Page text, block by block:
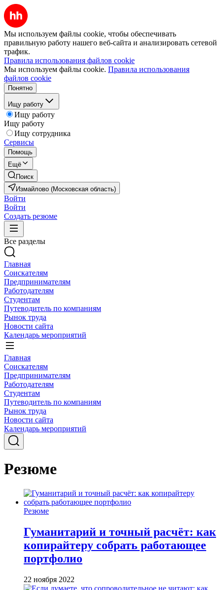
Мы используем файлы cookie, чтобы обеспечивать
правильную работу нашего веб-сайта и анализировать сетевой
трафик.
Правила использования файлов cookie
Мы используем файлы cookie. Правила использования
файлов cookie
Понятно
Ищу работу
Ищу работу
Ищу работу
Ищу сотрудника
Сервисы
Помощь
Ещё
Поиск
Измайлово (Московская область)
Войти
Войти
Создать резюме
Все разделы
Главная
Соискателям
Предпринимателям
Работодателям
Студентам
Путеводитель по компаниям
Рынок труда
Новости сайта
Календарь мероприятий
Главная
Соискателям
Предпринимателям
Работодателям
Студентам
Путеводитель по компаниям
Рынок труда
Новости сайта
Календарь мероприятий
Резюме
Резюме
Гуманитарий и точный расчёт: как
копирайтеру собрать работающее
портфолио
22 ноября 2022